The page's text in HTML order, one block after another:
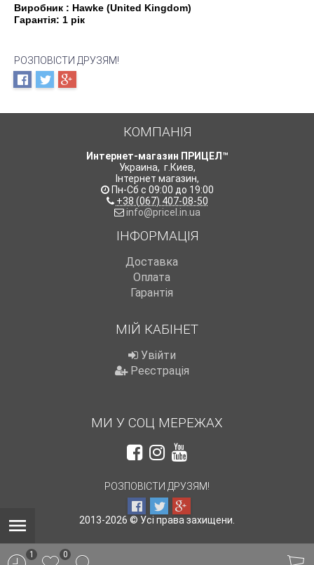
Виробник : Hawke (United Kingdom)
Гарантія: 1 рік
РОЗПОВІСТИ ДРУЗЯМ!
КОМПАНІЯ
Интернет-магазин ПРИЦЕЛ™
Украина, г.Киев,
Інтернет магазин,
Пн-Сб с 09:00 до 19:00
+38 (067) 407-08-50
info@pricel.in.ua
ІНФОРМАЦІЯ
Доставка
Оплата
Гарантія
МІЙ КАБІНЕТ
Увійти
Реєстрація
МИ У СОЦ МЕРЕЖАХ
РОЗПОВІСТИ ДРУЗЯМ!
2013-2026 © Усі права захищени.
1 0